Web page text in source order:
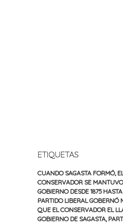
ETIQUETAS
CUANDO SAGASTA FORMÓ,
CONSERVADOR SE
GOBIERNO DESDE 1875 HASTA
PARTIDO LIBERAL GOBERNÓ
QUE EL CONSERVADOR EL
GOBIERNO DE SAGASTA